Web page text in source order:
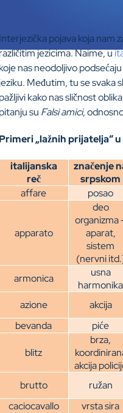
pojava koja nam
jezicima. Naime, u
nas neodoljivo
Međutim, tu se svaka
kako nas sličnost
su Falsi amici,
„lažnih prijatelja“
italijanska
reč
značenje
srpskom
affare
posao
apparato
deo
organizma
aparat,
sistem
(nervni
armonica
usna
harmonika
azione akcija
bevanda
piće
blitz
brza,
akcija
brutto ružan
caciocavallo
vrsta sira